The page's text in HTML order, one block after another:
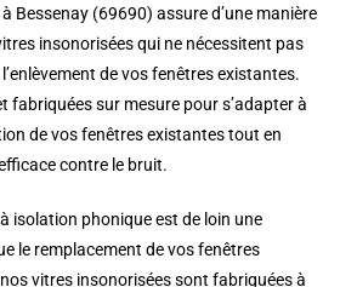
Bessenay (69690) assure d’une manière
insonorisées qui ne nécessitent pas
de vos fenêtres existantes.
fabriquées sur mesure pour s’adapter à
de vos fenêtres existantes tout en
contre le bruit.
isolation phonique est de loin une
le remplacement de vos fenêtres
vitres insonorisées sont fabriquées à